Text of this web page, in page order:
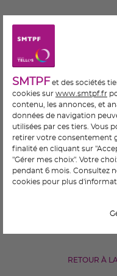
RETOUR À
SMTPF et des sociétés
cookies sur www.smtpf.fr
contenu, les annonces, et
données de navigation
utilisées par ces tiers. Vous
retirer votre consentement
finalité en cliquant sur
"Gérer mes choix". Votre
pendant 6 mois. Consultez
cookies pour plus